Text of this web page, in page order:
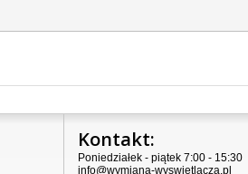
Kontakt:
Poniedziałek - piątek 7:00 - 15:30
info@wymiana-wyswietlacza.pl